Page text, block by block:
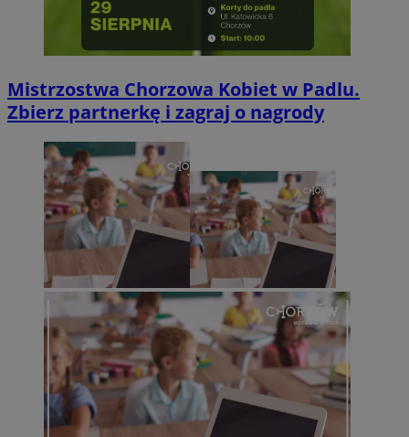
Mistrzostwa Chorzowa Kobiet w Padlu.
Zbierz partnerkę i zagraj o nagrody